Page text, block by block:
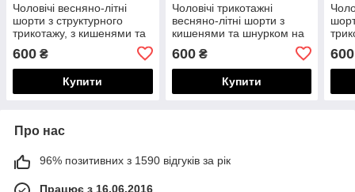
Чоловічі весняно-літні
шорти з структурного
трикотажу, з кишенями та
600 ₴
Купити
Чоловічі трикотажні
весняно-літні шорти з
кишенями та шнурком на
600₴
Купити
600
Про нас
96% позитивних з 1590 відгуків за рік
Працює з 16.06.2016